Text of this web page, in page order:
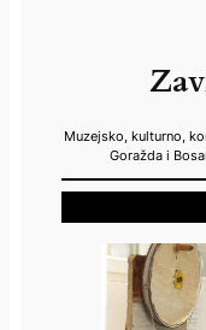
Muzejsko, kulturno,
Goražda i